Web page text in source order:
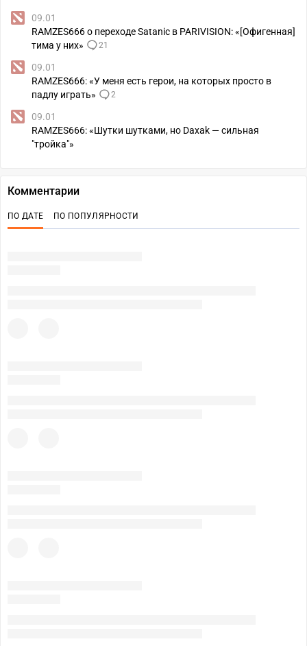
09.01
RAMZES666 о переходе Satanic в PARIVISION: «[Офигенная]
тима у них»
21
09.01
RAMZES666: «У меня есть герои, на которых просто в
падлу играть»
2
09.01
RAMZES666: «Шутки шутками, но Daxak — сильная
"тройка"»
Комментарии
ПО ДАТЕ ПО ПОПУЛЯРНОСТИ